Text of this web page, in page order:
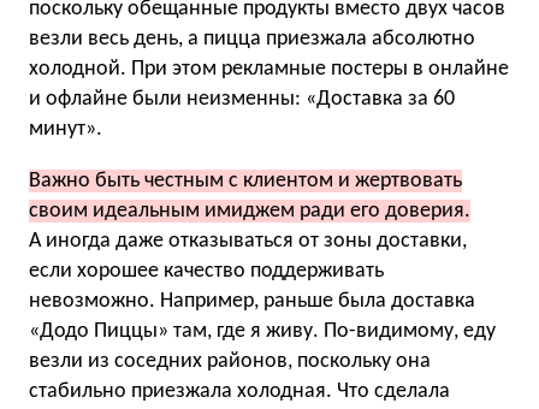
поскольку обещанные продукты вместо двух часов
везли весь день, а пицца приезжала абсолютно
холодной. При этом рекламные постеры в онлайне
и офлайне были неизменны: «Доставка за 60
минут».
Важно быть честным с клиентом и жертвовать
своим идеальным имиджем ради его доверия.
А иногда даже отказываться от зоны доставки,
если хорошее качество поддерживать
невозможно. Например, раньше была доставка
«Додо Пиццы» там, где я живу. По-видимому, еду
везли из соседних районов, поскольку она
стабильно приезжала холодная. Что сделала